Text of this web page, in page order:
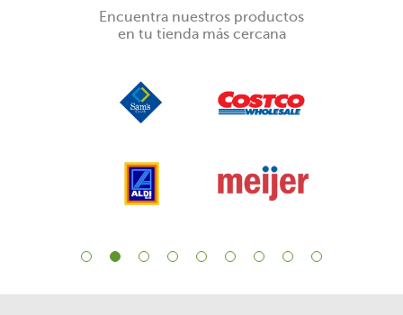
Encuentra nuestros productos
en tu tienda más cercana